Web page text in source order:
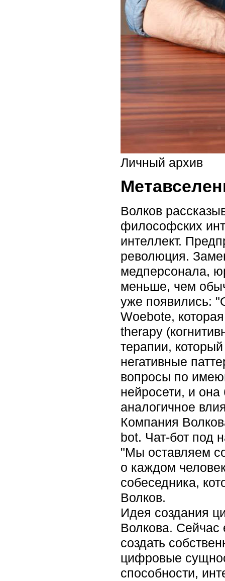
Личный архив
Волков
философских
интеллект.
революция.
медперсонала,
меньше, чем
уже появились:
Woebote,
therapy
терапии,
негативные
вопросы по
нейросети, и
аналогичное
Компания
bot. Чат-бот под
"Мы оставляем
о каждом
собеседника,
Волков.
Идея создания
Волкова. Сейчас
создать
цифровые
способности,